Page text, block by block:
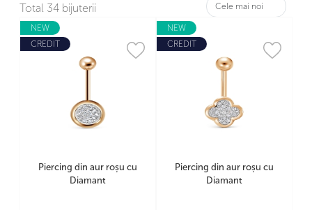
Total 34 bijuterii
NEW
CREDIT
Piercing din aur roșu cu
Diamant
NEW
CREDIT
Piercing din aur roșu cu
Diamant